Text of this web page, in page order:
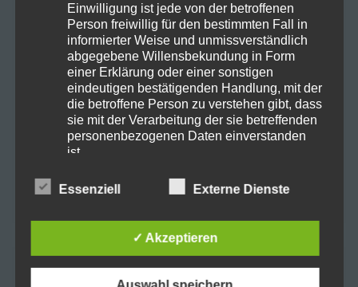
Medikamente Pflege Porbitica
Pride LGBTQ+ Recover Relax
Schlaf schmerzen Smoking sucht
Synthetische Cannabinoide tabletten
toleranz Weef selling
Suchen
Einwilligung ist jede von der betroffenen
Person freiwillig für den bestimmten Fall in
informierter Weise und unmissverständlich
abgegebene Willensbekundung in Form
einer Erklärung oder einer sonstigen
eindeutigen bestätigenden Handlung, mit der
die betroffene Person zu verstehen gibt, dass
sie mit der Verarbeitung der sie betreffenden
personenbezogenen Daten einverstanden
ist.
Name und Anschrift des für die Verarbeitung
Verantwortlicher im Sinne der Datenschutz-
Grundverordnung, sonstiger in den Mitgliedstaaten
der Europäischen Union geltenden
Datenschutzgesetze und anderer Bestimmungen
Essenziell Externe Dienste
✓ Akzeptieren